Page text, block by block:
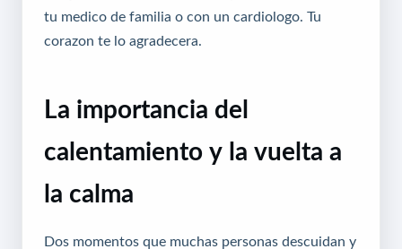
tu medico de familia o con un cardiologo. Tu
corazon te lo agradecera.
La importancia del
calentamiento y la vuelta a
la calma
Dos momentos que muchas personas descuidan y